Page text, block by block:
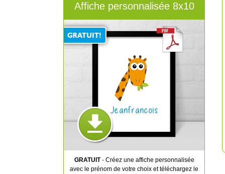
Affiche personnalisée 8x10
Jeanfrancois
GRATUIT- Créez une affiche personnalisée
avec le prénom de votre choix et téléchargez le